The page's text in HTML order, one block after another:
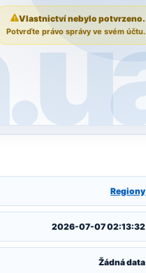
Vlastnictví nebylo potvrzeno.
Potvrďte právo správy ve svém účtu.
Regiony
2026-07-07 02:13:32
Žádná data